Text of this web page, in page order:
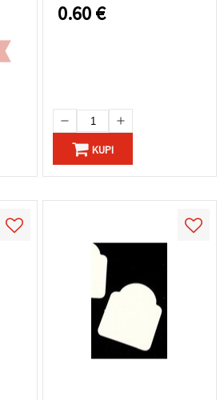
0.60€
KUPI